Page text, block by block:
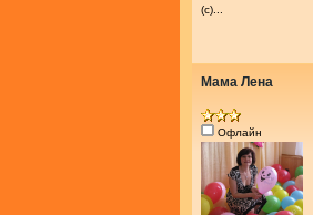
(с)...
Мама Лена
Офлайн